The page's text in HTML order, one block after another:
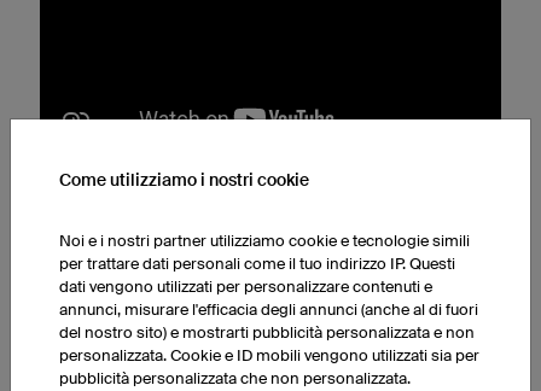
Quando pulisci la catena, fai attenzione anon
sgrassarla completamente, altrimenti l'olio tra i perni
e le piastrine potrebbe sciogliersi danneggiando così
la catena. Evita di usare apparecchi per la pulizia delle
catene o strumenti simili.
Come utilizziamo i nostri cookie
Noi e i nostri partner utilizziamo cookie e tecnologie simili
per trattare dati personali come il tuo indirizzo IP. Questi
dati vengono utilizzati per personalizzare contenuti e
annunci, misurare l'efficacia degli annunci (anche al di fuori
del nostro sito) e mostrarti pubblicità personalizzata e non
personalizzata. Cookie e ID mobili vengono utilizzati sia per
pubblicità personalizzata che non personalizzata.